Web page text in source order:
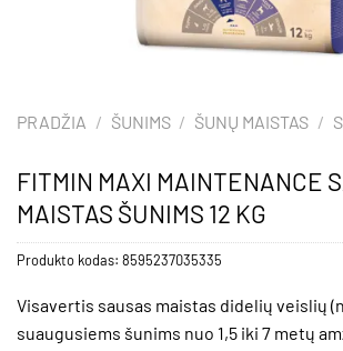
PRADŽIA / ŠUNIMS / ŠUNŲ MAISTAS /
FITMIN MAXI MAINTENANCE
MAISTAS ŠUNIMS 12 KG
Produkto kodas: 8595237035335
Visavertis sausas maistas didelių veislių
suaugusiems šunims nuo 1,5 iki 7 metų